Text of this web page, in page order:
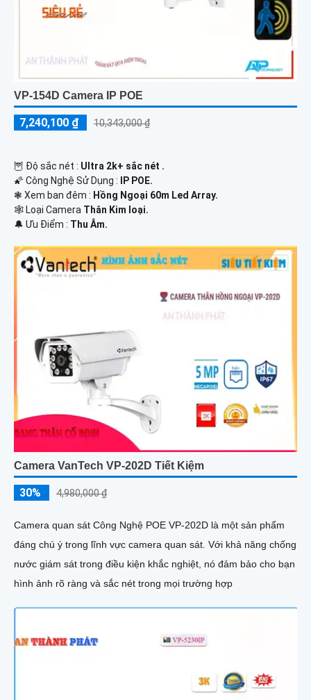
VP-154D Camera IP POE
7,240,100 ₫ 10,343,000 ₫
🦉 Độ sắc nét : Ultra 2k+ sắc nét .
🌠 Công Nghệ Sử Dụng :
IP POE.
❃ Xem ban đêm : Hồng Ngoại 60m Led Array.
🕸️ Loại Camera Thân Kim loại.
️🔔 Ưu Điểm : Thu Âm.
Camera VanTech VP-202D Tiết Kiệm
30% 4,980,000 ₫
Camera quan sát Công Nghệ POE VP-202D là một sản phẩm
đáng chú ý trong lĩnh vực camera quan sát. Với khả năng chống
nước giám sát trong điều kiện khắc nghiệt, nó đảm bảo cho bạn
hình ảnh rõ ràng và sắc nét trong mọi trường hợp